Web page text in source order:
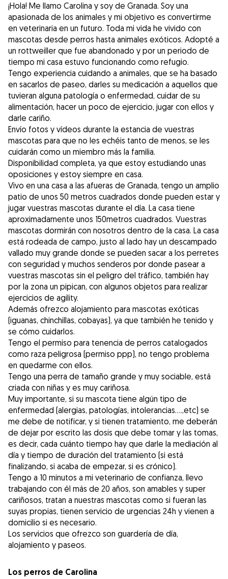
¡Hola! Me llamo Carolina y soy de Granada. Soy una
apasionada de los animales y mi objetivo es convertirme
en veterinaria en un futuro. Toda mi vida he vivido con
mascotas desde perros hasta animales exóticos. Adopté a
un rottweiller que fue abandonado y por un periodo de
tiempo mi casa estuvo funcionando como refugio.
Tengo experiencia cuidando a animales, que se ha basado
en sacarlos de paseo, darles su medicación a aquellos que
tuvieran alguna patología o enfermedad, cuidar de su
alimentación, hacer un poco de ejercicio, jugar con ellos y
darle cariño.
Envío fotos y vídeos durante la estancia de vuestras
mascotas para que no les echéis tanto de menos, se les
cuidarán como un miembro más la familia.
Disponibilidad completa, ya que estoy estudiando unas
oposiciones y estoy siempre en casa.
Vivo en una casa a las afueras de Granada, tengo un amplio
patio de unos 50 metros cuadrados donde pueden estar y
jugar vuestras mascotas durante el día. La casa tiene
aproximadamente unos 150metros cuadrados. Vuestras
mascotas dormirán con nosotros dentro de la casa. La casa
está rodeada de campo, justo al lado hay un descampado
vallado muy grande donde se pueden sacar a los perretes
con seguridad y muchos senderos por donde pasear a
vuestras mascotas sin el peligro del tráfico, también hay
por la zona un pipican, con algunos objetos para realizar
ejercicios de agility.
Además ofrezco alojamiento para mascotas exóticas
(iguanas, chinchillas, cobayas), ya que también he tenido y
se cómo cuidarlos.
Tengo el permiso para tenencia de perros catalogados
como raza peligrosa (permiso ppp), no tengo problema
en quedarme con ellos.
Tengo una perra de tamaño grande y muy sociable, está
criada con niñas y es muy cariñosa.
Muy importante, si su mascota tiene algún tipo de
enfermedad (alergias, patologías, intolerancias....,etc) se
me debe de notificar, y si tienen tratamiento, me deberán
de dejar por escrito las dosis que debe tomar y las tomas,
es decir, cada cuánto tiempo hay que darle la mediación al
día y tiempo de duración del tratamiento (si está
finalizando, si acaba de empezar, si es crónico).
Tengo a 10 minutos a mi veterinario de confianza, llevo
trabajando con él más de 20 años, son amables y super
cariñosos, tratan a nuestras mascotas como si fueran las
suyas propias, tienen servicio de urgencias 24h y vienen a
domicilio si es necesario.
Los servicios que ofrezco son guardería de día,
alojamiento y paseos.
Los perros de Carolina